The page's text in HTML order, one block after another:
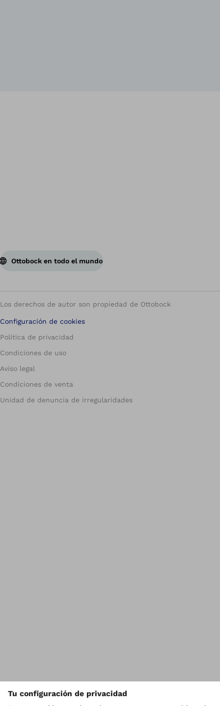
Ottobock en todo el mundo
Los derechos de autor son propiedad de Ottobock
Configuración de cookies
Política de privacidad
Condiciones de uso
Aviso legal
Condiciones de venta
Unidad de denuncia de irregularidades